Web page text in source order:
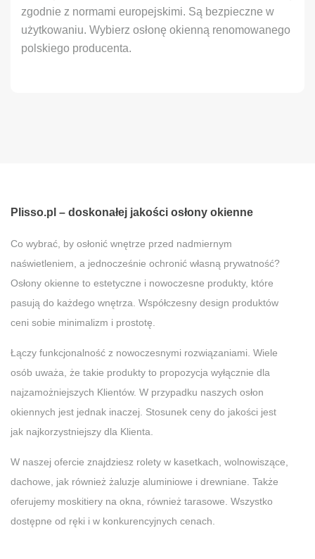
zgodnie z normami europejskimi. Są bezpieczne w
użytkowaniu. Wybierz osłonę okienną renomowanego
polskiego producenta.
Plisso.pl – doskonałej jakości osłony okienne
Co wybrać, by osłonić wnętrze przed nadmiernym
naświetleniem, a jednocześnie ochronić własną prywatność?
Osłony okienne to estetyczne i nowoczesne produkty, które
pasują do każdego wnętrza. Współczesny design produktów
ceni sobie minimalizm i prostotę.
Łączy funkcjonalność z nowoczesnymi rozwiązaniami. Wiele
osób uważa, że takie produkty to propozycja wyłącznie dla
najzamożniejszych Klientów. W przypadku naszych osłon
okiennych jest jednak inaczej. Stosunek ceny do jakości jest
jak najkorzystniejszy dla Klienta.
W naszej ofercie znajdziesz rolety w kasetkach, wolnowiszące,
dachowe, jak również żaluzje aluminiowe i drewniane. Także
oferujemy moskitiery na okna, również tarasowe. Wszystko
dostępne od ręki i w konkurencyjnych cenach.